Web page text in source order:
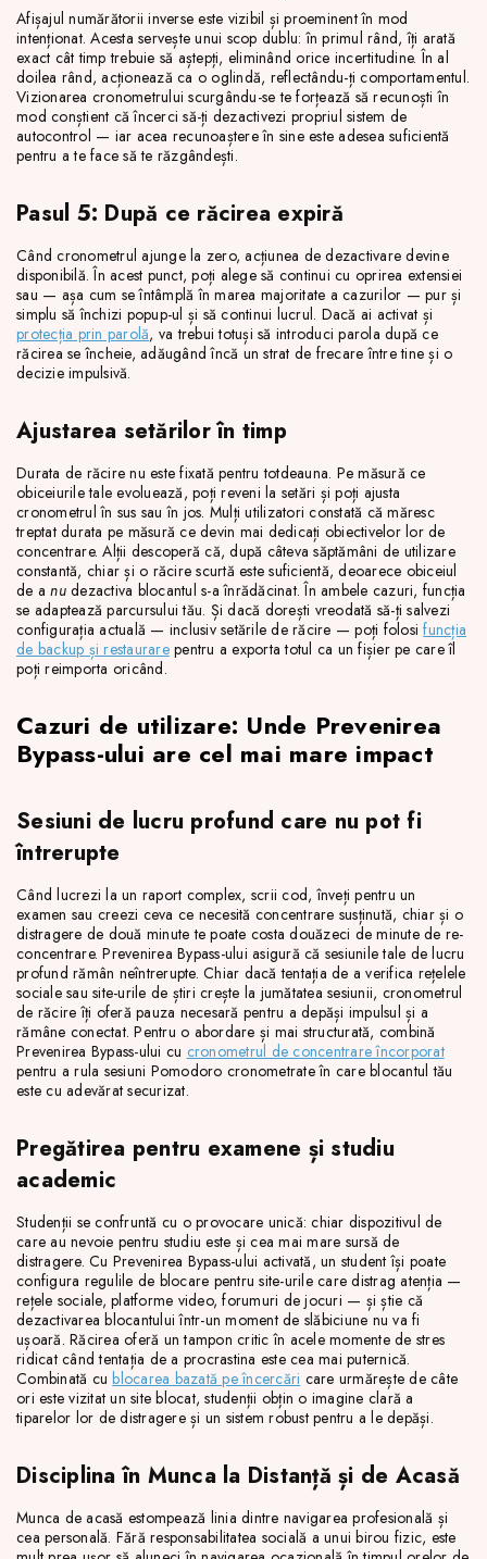
Afișajul numărătorii inverse este vizibil și proeminent în mod
intenționat. Acesta servește unui scop dublu: în primul rând, îți arată
exact cât timp trebuie să aștepți, eliminând orice incertitudine. În al
doilea rând, acționează ca o oglindă, reflectându-ți comportamentul.
Vizionarea cronometrului scurgându-se te forțează să recunoști în
mod conștient că încerci să-ți dezactivezi propriul sistem de
autocontrol — iar acea recunoaștere în sine este adesea suficientă
pentru a te face să te răzgândești.
Pasul 5: După ce răcirea expiră
Când cronometrul ajunge la zero, acțiunea de dezactivare devine
disponibilă. În acest punct, poți alege să continui cu oprirea extensiei
sau — așa cum se întâmplă în marea majoritate a cazurilor — pur și
simplu să închizi popup-ul și să continui lucrul. Dacă ai activat și
protecția prin parolă, va trebui totuși să introduci parola după ce
răcirea se încheie, adăugând încă un strat de frecare între tine și o
decizie impulsivă.
Ajustarea setărilor în timp
Durata de răcire nu este fixată pentru totdeauna. Pe măsură ce
obiceiurile tale evoluează, poți reveni la setări și poți ajusta
cronometrul în sus sau în jos. Mulți utilizatori constată că măresc
treptat durata pe măsură ce devin mai dedicați obiectivelor lor de
concentrare. Alții descoperă că, după câteva săptămâni de utilizare
constantă, chiar și o răcire scurtă este suficientă, deoarece obiceiul
de anudezactiva blocantul s-a înrădăcinat. În ambele cazuri, funcția
se adaptează parcursului tău. Și dacă dorești vreodată să-ți salvezi
configurația actuală — inclusiv setările de răcire — poți folosifuncția
de backup și restaurarepentru a exporta totul ca un fișier pe care îl
poți reimporta oricând.
Cazuri de utilizare: Unde Prevenirea
Bypass-ului are cel mai mare impact
Sesiuni de lucru profund care nu pot fi
întrerupte
Când lucrezi la un raport complex, scrii cod, înveți pentru un
examen sau creezi ceva ce necesită concentrare susținută, chiar și o
distragere de două minute te poate costa douăzeci de minute de re-
concentrare. Prevenirea Bypass-ului asigură că sesiunile tale de lucru
profund rămân neîntrerupte. Chiar dacă tentația de a verifica rețelele
sociale sau site-urile de știri crește la jumătatea sesiunii, cronometrul
de răcire îți oferă pauza necesară pentru a depăși impulsul și a
rămâne conectat. Pentru o abordare și mai structurată, combină
Prevenirea Bypass-ului cu cronometrul de concentrare încorporat
pentru a rula sesiuni Pomodoro cronometrate în care blocantul tău
este cu adevărat securizat.
Pregătirea pentru examene și studiu
academic
Studenții se confruntă cu o provocare unică: chiar dispozitivul de
care au nevoie pentru studiu este și cea mai mare sursă de
distragere. Cu Prevenirea Bypass-ului activată, un student își poate
configura regulile de blocare pentru site-urile care distrag atenția —
rețele sociale, platforme video, forumuri de jocuri — și știe că
dezactivarea blocantului într-un moment de slăbiciune nu va fi
ușoară. Răcirea oferă un tampon critic în acele momente de stres
ridicat când tentația de a procrastina este cea mai puternică.
Combinată cublocarea bazată pe încercări care urmărește de câte
ori este vizitat un site blocat, studenții obțin o imagine clară a
tiparelor lor de distragere și un sistem robust pentru a le depăși.
Disciplina în Munca la Distanță și de Acasă
Munca de acasă estompează linia dintre navigarea profesională și
cea personală. Fără responsabilitatea socială a unui birou fizic, este